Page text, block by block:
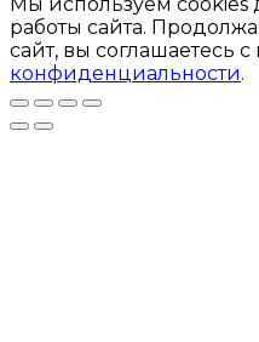
работы сайта.
сайт, вы соглашаетесь
конфиденциальности.